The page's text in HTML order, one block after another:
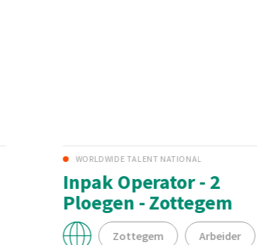
WORLDWIDE TALENT NATIONAL
Inpak Operator - 2
Ploegen - Zottegem
Zottegem Arbeider